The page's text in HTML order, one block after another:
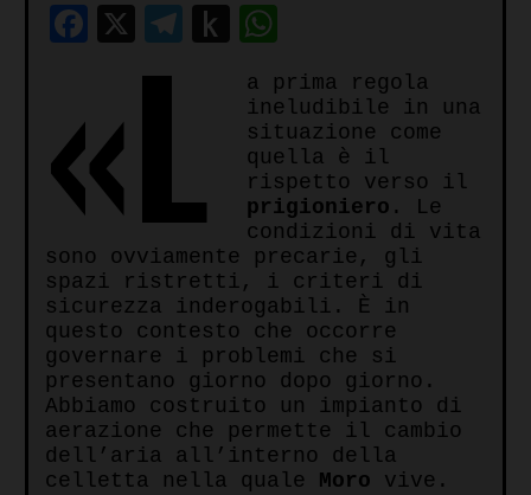
Facebook
X Telegram
Push
Kindle
«L
a prima regola
ineludibile in una
situazione come
quella è il
rispetto verso il
prigioniero . Le
condizioni di vita
sono ovviamente precarie, gli
spazi ristretti, i criteri di
sicurezza inderogabili. È in
questo contesto che occorre
governare i problemi che si
presentano giorno dopo giorno.
Abbiamo costruito un impianto di
aerazione che permette il cambio
dell’aria all’interno della
celletta nella quale Moro vive.